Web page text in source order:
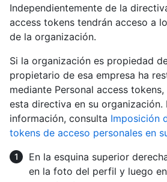
Independientemente de la
access tokens tendrán acceso a
de la organización.
Si la organización es propiedad
propietario de esa empresa ha
mediante Personal access
esta directiva en su organización.
información, consulta Imposición
tokens de acceso personales en
En la esquina superior
en la foto del perfil y luego en